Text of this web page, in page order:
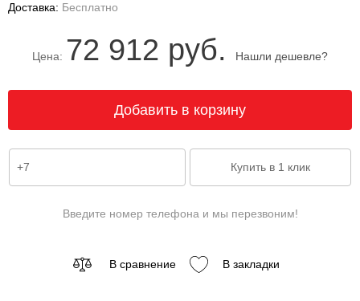
Доставка: Бесплатно
Цена: 72 912 руб. Нашли дешевле?
Введите номер телефона и мы перезвоним!
В сравнение В закладки